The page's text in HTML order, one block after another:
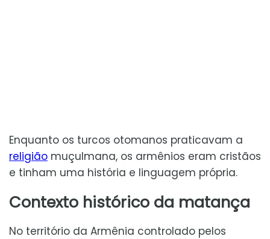
Enquanto os turcos otomanos praticavam a
religião muçulmana, os armênios eram cristãos
e tinham uma história e linguagem própria.
Contexto histórico da matança
No território da Armênia controlado pelos